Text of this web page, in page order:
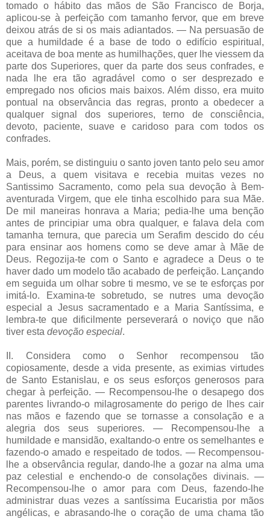
tomado o hábito das mãos de São Francisco de Borja,
aplicou-se à perfeição com tamanho fervor, que em breve
deixou atrás de si os mais adiantados. — Na persuasão de
que a humildade é a base de todo o edifício espiritual,
aceitava de boa mente as humilhações, quer lhe viessem da
parte dos Superiores, quer da parte dos seus confrades, e
nada lhe era tão agradável como o ser desprezado e
empregado nos oficios mais baixos. Além disso, era muito
pontual na observância das regras, pronto a obedecer a
qualquer signal dos superiores, terno de consciência,
devoto, paciente, suave e caridoso para com todos os
confrades.
Mais, porém, se distinguiu o santo joven tanto pelo seu amor
a Deus, a quem visitava e recebia muitas vezes no
Santissimo Sacramento, como pela sua devoção à Bem-
aventurada Virgem, que ele tinha escolhido para sua Mãe.
De mil maneiras honrava a Maria; pedia-lhe uma benção
antes de principiar uma obra qualquer, e falava dela com
tamanha ternura, que parecia um Serafim descido do céu
para ensinar aos homens como se deve amar à Mãe de
Deus. Regozija-te com o Santo e agradece a Deus o te
haver dado um modelo tão acabado de perfeição. Lançando
em seguida um olhar sobre ti mesmo, ve se te esforças por
imitá-lo. Examina-te sobretudo, se nutres uma devoção
especial a Jesus sacramentado e a Maria Santíssima, e
lembra-te que dificilmente perseverará o noviço que não
tiver esta devoção especial.
II. Considera como o Senhor recompensou tão
copiosamente, desde a vida presente, as eximias virtudes
de Santo Estanislau, e os seus esforços generosos para
chegar à perfeição. — Recompensou-lhe o desapego dos
parentes livrando-o milagrosamente do perigo de lhes cair
nas mãos e fazendo que se tornasse a consolação e a
alegria dos seus superiores. — Recompensou-lhe a
humildade e mansidão, exaltando-o entre os semelhantes e
fazendo-o amado e respeitado de todos. — Recompensou-
lhe a observância regular, dando-lhe a gozar na alma uma
paz celestial e enchendo-o de consolações divinais. —
Recompensou-lhe o amor para com Deus, fazendo-lhe
administrar duas vezes a santíssima Eucaristia por mãos
angélicas, e abrasando-lhe o coração de uma chama tão